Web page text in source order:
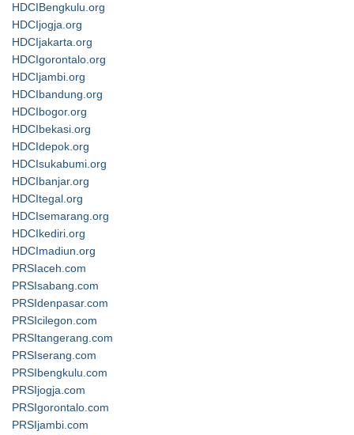
HDCIBengkulu.org
HDCIjogja.org
HDCIjakarta.org
HDCIgorontalo.org
HDCIjambi.org
HDCIbandung.org
HDCIbogor.org
HDCIbekasi.org
HDCIdepok.org
HDCIsukabumi.org
HDCIbanjar.org
HDCItegal.org
HDCIsemarang.org
HDCIkediri.org
HDCImadiun.org
PRSIaceh.com
PRSIsabang.com
PRSIdenpasar.com
PRSIcilegon.com
PRSItangerang.com
PRSIserang.com
PRSIbengkulu.com
PRSIjogja.com
PRSIgorontalo.com
PRSIjambi.com